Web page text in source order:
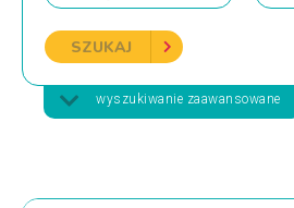
SZUKAJ
wyszukiwanie zaawansowane